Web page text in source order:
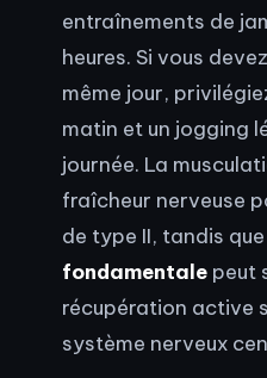
entraînements de
heures. Si vous
même jour,
matin et un jogging
journée. La
fraîcheur nerveuse
de type II, tandis que
fondamentale peut
récupération active
système nerveux